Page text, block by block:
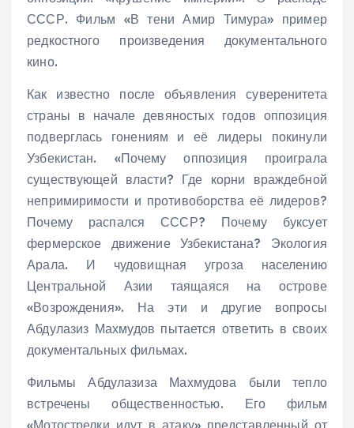
СССР. Фильм «В тени Амир Тимура» пример
редкостного произведения документального
кино.
Как известно после объявления суверенитета
страны в начале девяностых годов оппозиция
подверглась гонениям и её лидеры покинули
Узбекистан. «Почему оппозиция проиграла
существующей власти? Где корни враждебной
непримиримости и противоборства её лидеров?
Почему распался СССР? Почему буксует
фермерское движение Узбекистана? Экология
Арала. И чудовищная угроза населению
Центральной Азии таящаяся на острове
«Возрождения». На эти и другие вопросы
Абдулазиз Махмудов пытается ответить в своих
документальных фильмах.
Фильмы Абдулазиза Махмудова были тепло
встречены общественностью. Его фильм